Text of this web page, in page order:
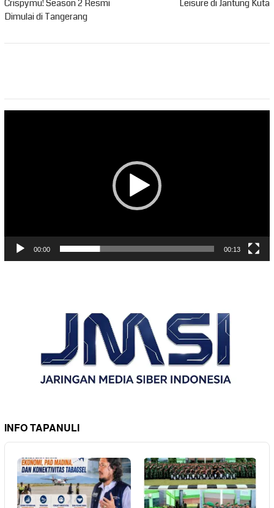
Crispymu! Season 2 Resmi
Dimulai di Tangerang
Leisure di Jantung Kuta
00:00 00:13
INFO TAPANULI